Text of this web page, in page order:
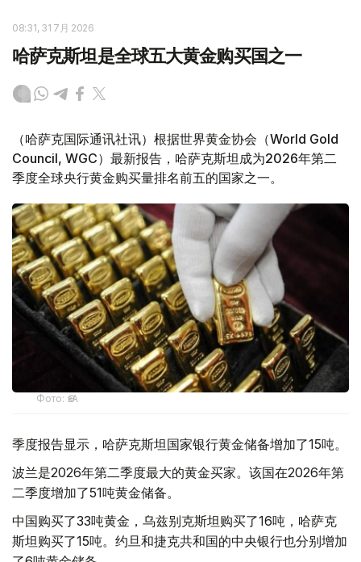
08:31, 31 7月 2026
哈萨克斯坦是全球五大黄金购买国之一
（哈萨克国际通讯社讯）根据世界黄金协会（World Gold
Council, WGC）最新报告，哈萨克斯坦成为2026年第二
季度全球央行黄金购买量排名前五的国家之一。
Фото: ӨзА
季度报告显示，哈萨克斯坦国家银行黄金储备增加了15吨。
波兰是2026年第二季度最大的黄金买家。该国在2026年第
二季度增加了51吨黄金储备。
中国购买了33吨黄金，乌兹别克斯坦购买了16吨，哈萨克
斯坦购买了15吨。约旦和捷克共和国的中央银行也分别增加